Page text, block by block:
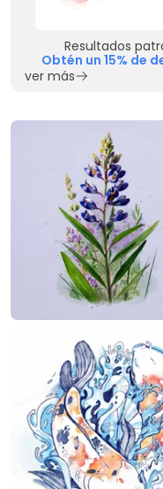
Resultados
Obtén un 15% de
ver más